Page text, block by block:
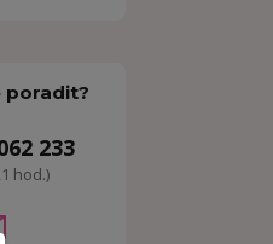
poradit?
233
hod.)